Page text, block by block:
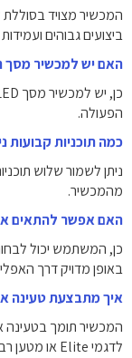
ביצועים גבוהים
האם יש למכשיר מסך
הפעולה.
כמה תוכניות קבועות
ניתן לשמור שלוש
מהמכשיר.
האם אפשר להתאים
באופן מדויק דרך
איך מתבצעת טעינה
המכשיר תומך בטעינה
לדגמי Elite או מטען רב-מכשירי.